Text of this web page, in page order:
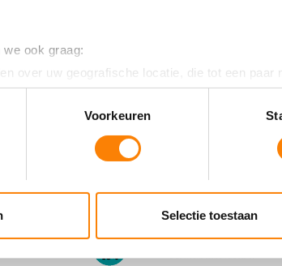
ook graag:
over uw geografische locatie, die tot een paar
door het actief te scannen op specifieke
gegevens worden verwerkt en stel
wijzigen of intrekken in de Cookieverklaring.
Ook delen we informatie over uw gebruik
Deze partners kunnen deze gegevens
Voorkeuren
Selectie toestaan